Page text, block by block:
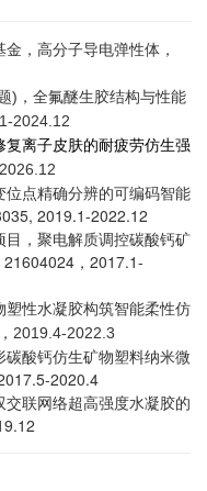
，高分子导电弹性体，
)，全氟醚生胶结构与性能
2024.12
复离子皮肤的耐疲劳仿生强
点精确分辨的可编码智能
2019.1-2022.12​
，聚电解质调控碳酸钙矿
21604024，2017.1-
性水凝胶构筑智能柔性仿
2019.4-2022.3
酸钙仿生矿物塑料纳米微
2020.4
联网络超高强度水凝胶的